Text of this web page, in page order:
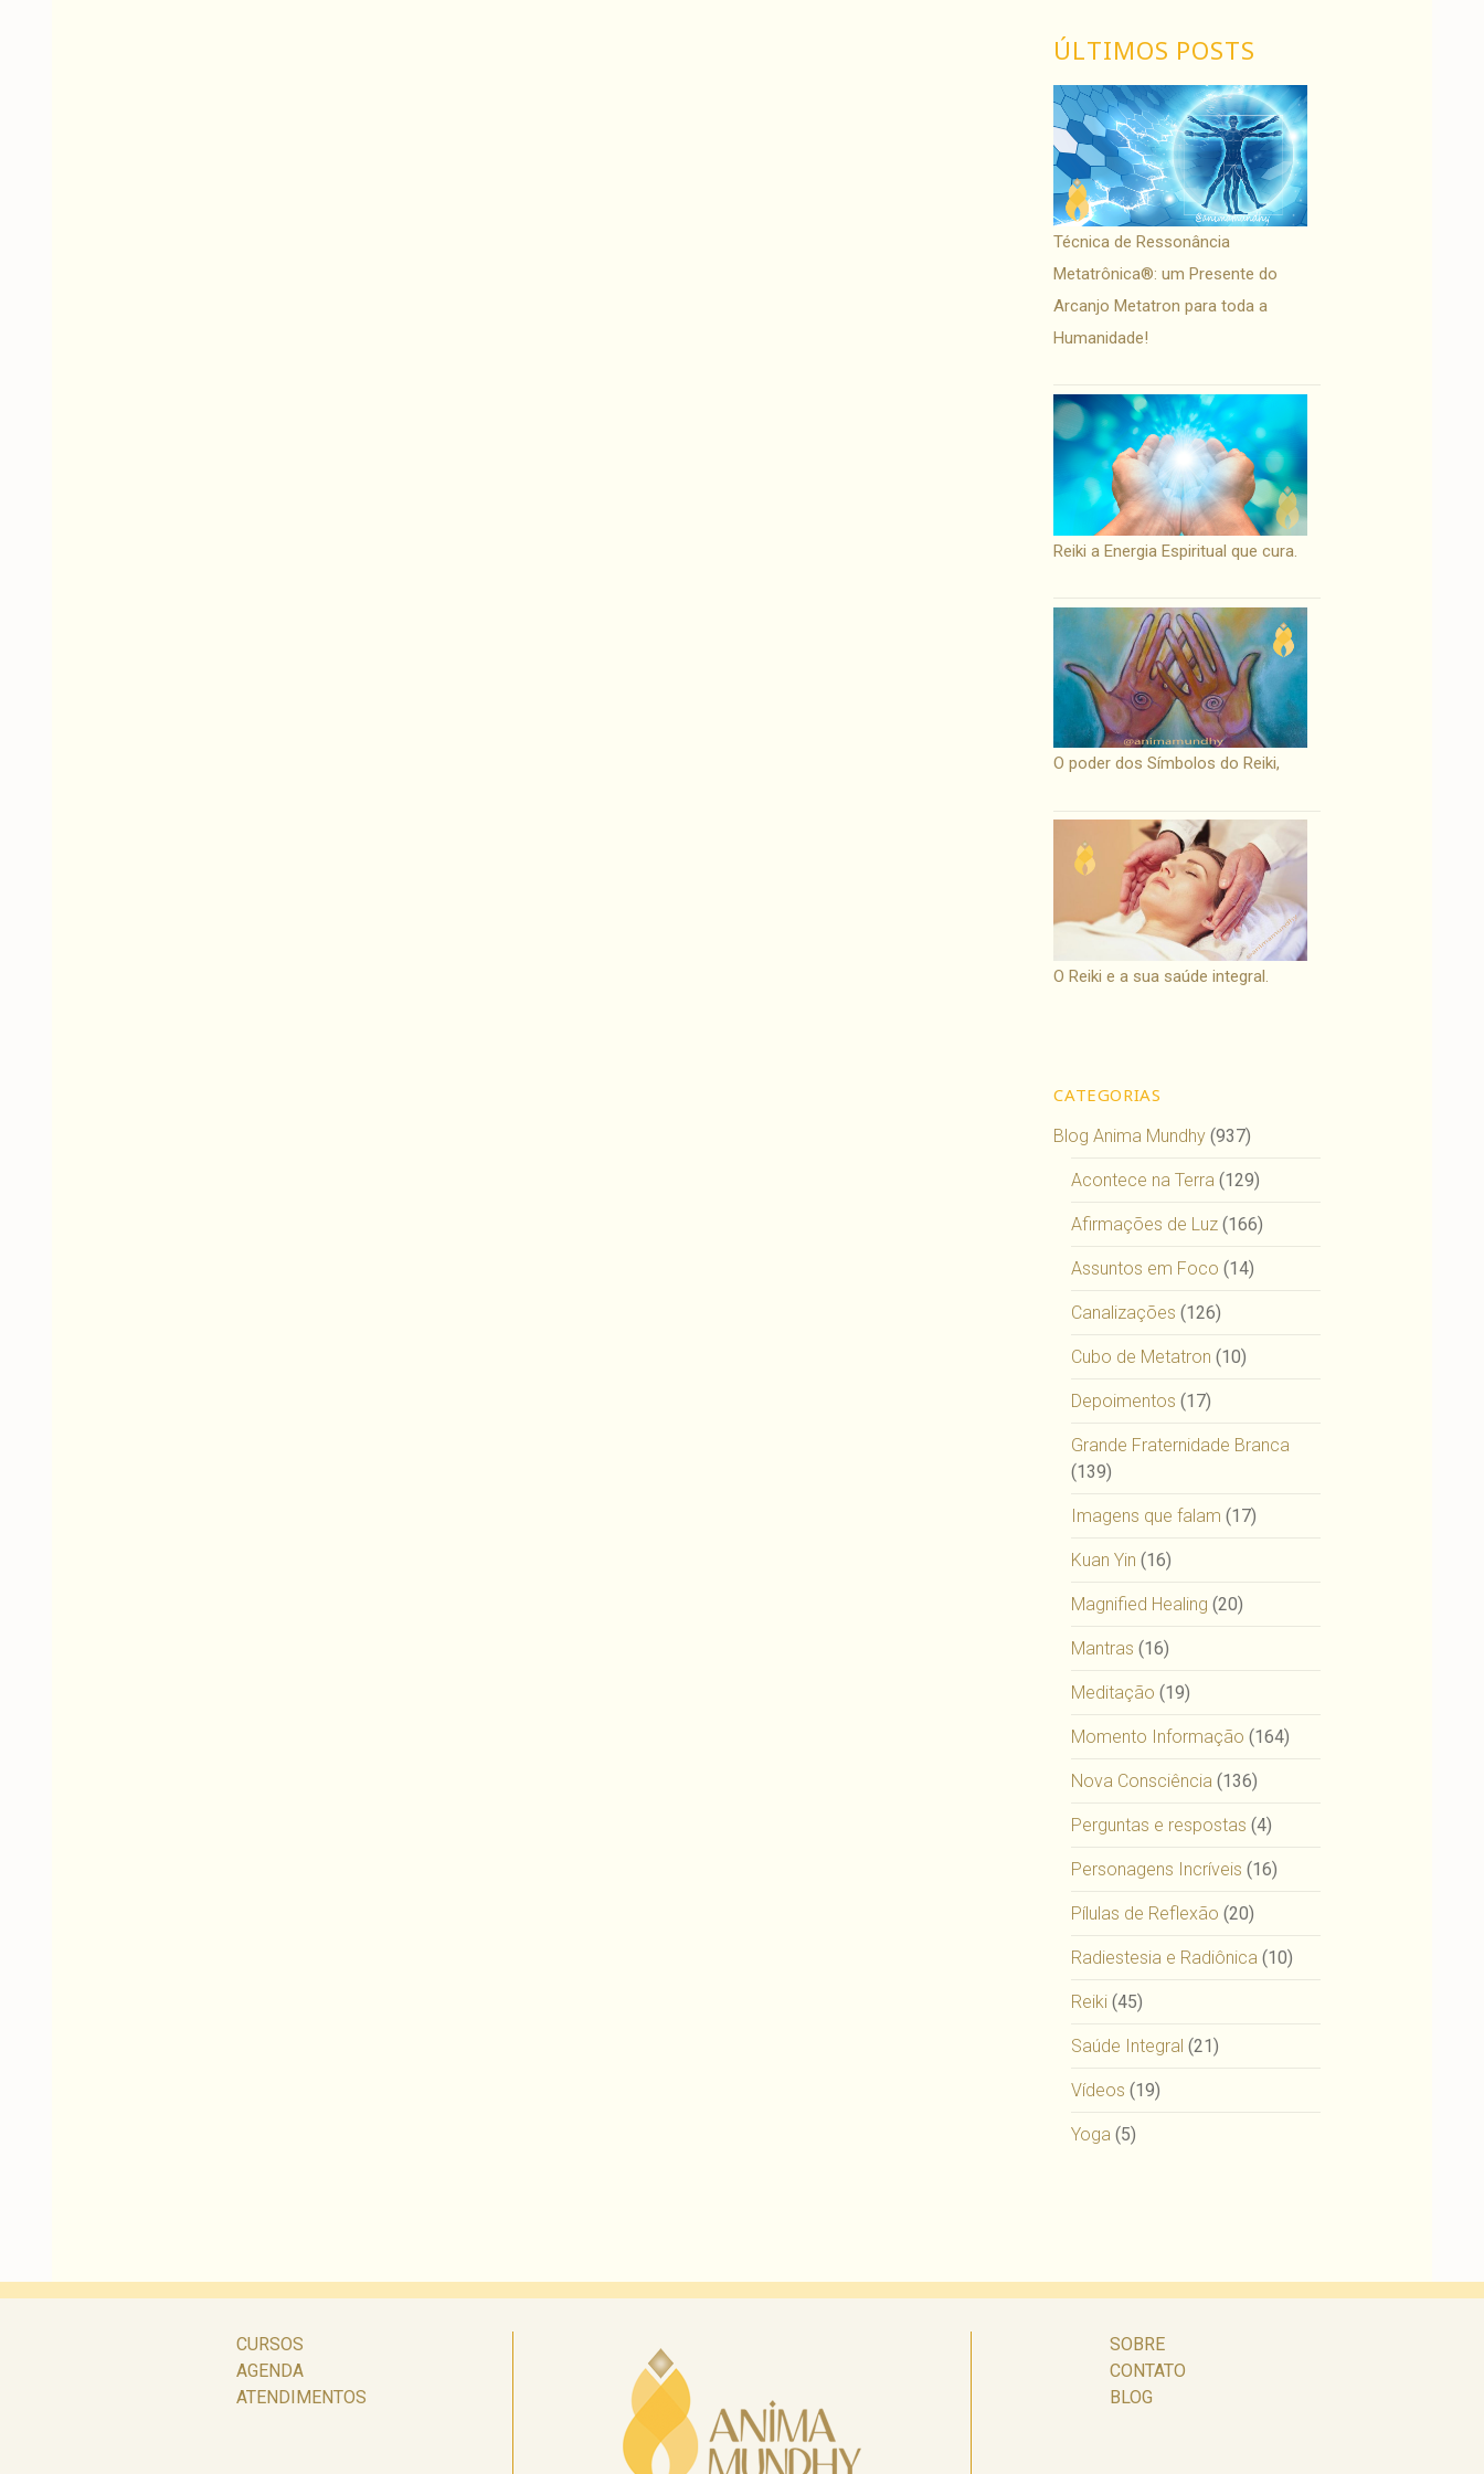
ÚLTIMOS POSTS
Técnica de Ressonância
Metatrônica®: um Presente do
Arcanjo Metatron para toda a
Humanidade!
Reiki a Energia Espiritual que cura.
O poder dos Símbolos do Reiki,
O Reiki e a sua saúde integral.
CATEGORIAS
Blog Anima Mundhy (937)
Acontece na Terra (129)
Afirmações de Luz (166)
Assuntos em Foco (14)
Canalizações (126)
Cubo de Metatron (10)
Depoimentos (17)
Grande Fraternidade Branca
(139)
Imagens que falam (17)
Kuan Yin (16)
Magnified Healing (20)
Mantras (16)
Meditação (19)
Momento Informação (164)
Nova Consciência (136)
Perguntas e respostas (4)
Personagens Incríveis (16)
Pílulas de Reflexão (20)
Radiestesia e Radiônica (10)
Reiki (45)
Saúde Integral (21)
Vídeos (19)
Yoga (5)
CURSOS
AGENDA
ATENDIMENTOS
SOBRE
CONTATO
BLOG